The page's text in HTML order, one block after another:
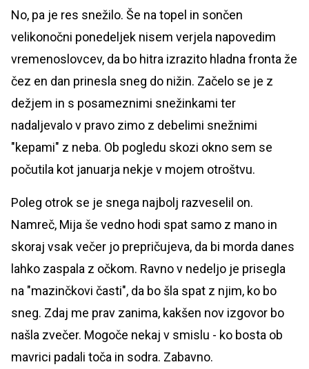
No, pa je res snežilo. Še na topel in sončen
velikonočni ponedeljek nisem verjela napovedim
vremenoslovcev, da bo hitra izrazito hladna fronta že
čez en dan prinesla sneg do nižin. Začelo se je z
dežjem in s posameznimi snežinkami ter
nadaljevalo v pravo zimo z debelimi snežnimi
"kepami" z neba. Ob pogledu skozi okno sem se
počutila kot januarja nekje v mojem otroštvu.
Poleg otrok se je snega najbolj razveselil on.
Namreč, Mija še vedno hodi spat samo z mano in
skoraj vsak večer jo prepričujeva, da bi morda danes
lahko zaspala z očkom. Ravno v nedeljo je prisegla
na "mazinčkovi časti", da bo šla spat z njim, ko bo
sneg. Zdaj me prav zanima, kakšen nov izgovor bo
našla zvečer. Mogoče nekaj v smislu - ko bosta ob
mavrici padali toča in sodra. Zabavno.